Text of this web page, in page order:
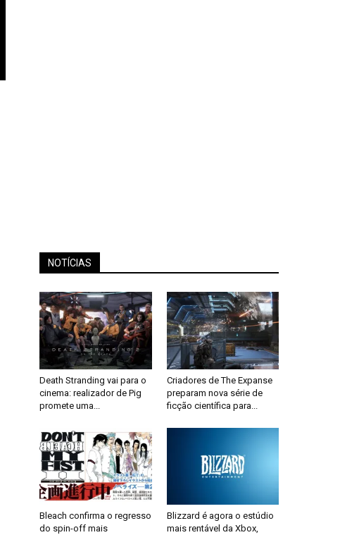
NOTÍCIAS
Death Stranding vai para o
cinema: realizador de Pig
promete uma...
Criadores de The Expanse
preparam nova série de
ficção científica para...
Bleach confirma o regresso
do spin-off mais
Blizzard é agora o estúdio
mais rentável da Xbox,